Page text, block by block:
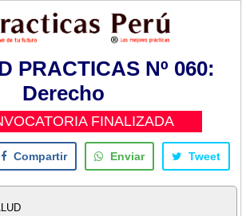
PRACTICAS Nº 060:
Derecho
FINALIZADA
Compartir Enviar Tweet